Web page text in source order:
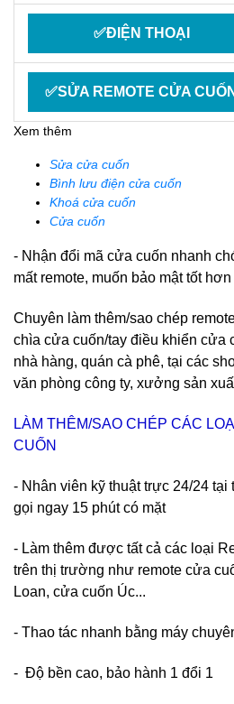
✅ĐIỆN THOẠI
✅SỬA REMOTE CỬA CUỐN
Xem thêm
Sửa cửa cuốn
Bình lưu điện cửa cuốn
Khoá cửa cuốn
Cửa cuốn
- Nhận đổi mã cửa cuốn nhanh
mất remote, muốn bảo mật tốt
Chuyên làm thêm/sao chép
chìa cửa cuốn/tay điều khiển cửa
nhà hàng, quán cà phê, tại các
văn phòng công ty, xưởng sản
LÀM THÊM/SAO CHÉP CÁC
CUỐN
- Nhân viên kỹ thuật trực 24/24 tại
gọi ngay 15 phút có mặt
- Làm thêm được tất cả các loại
trên thị trường như remote cửa
Loan, cửa cuốn Úc...
- Thao tác nhanh bằng máy
- Độ bền cao, bảo hành 1 đổi 1